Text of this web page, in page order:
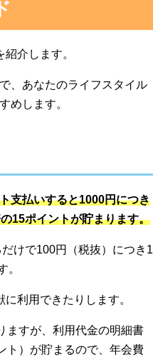
介します。
、あなたのライフスタイル
めします。
支払いすると1000円につき
15ポイントが貯まります。
けで100円（税抜）につき1
。
利用できたりします。
ますが、利用代金の明細書
ト）が貯まるので、年会費